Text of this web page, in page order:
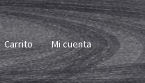
Carrito Mi cuenta